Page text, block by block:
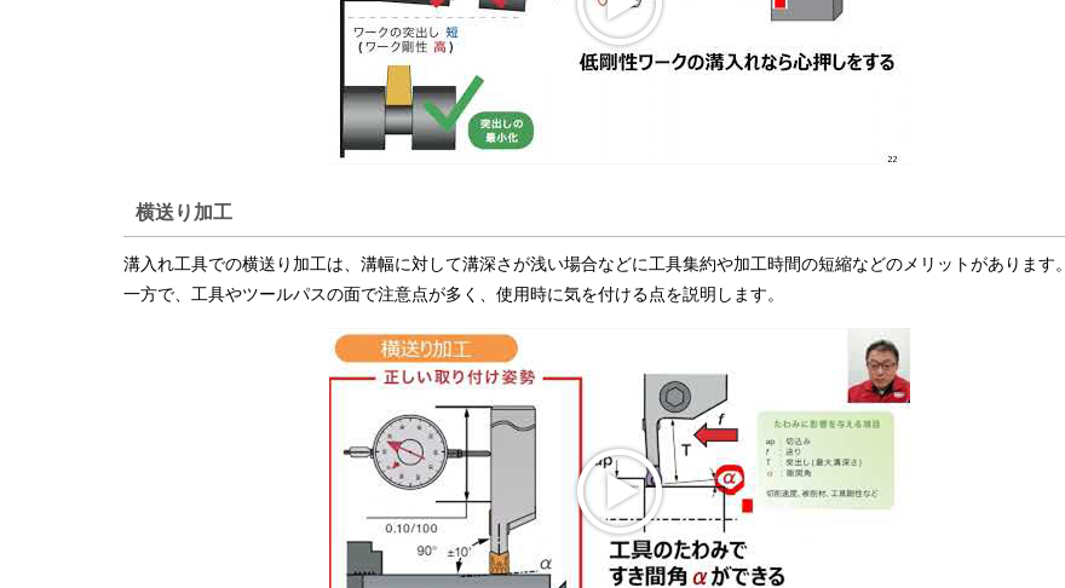
横送り加工
溝入れ工具での横送り加工は、溝幅に対して溝深さが浅い場合などに工具集約や加工時間の短縮などのメリットがあります。
一方で、工具やツールパスの面で注意点が多く、使用時に気を付ける点を説明します。